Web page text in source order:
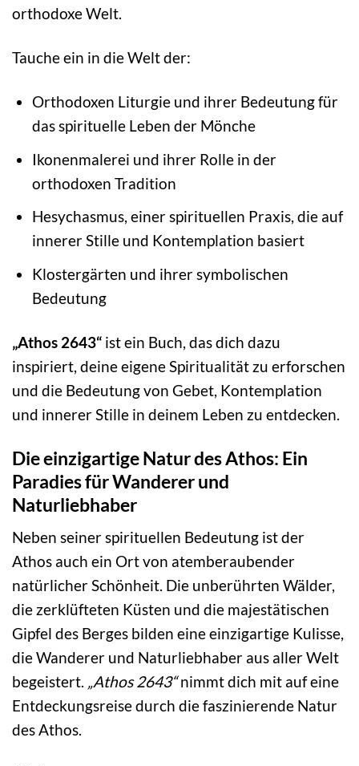
orthodoxe Welt.
Tauche ein in die Welt der:
Orthodoxen Liturgie und ihrer Bedeutung für
das spirituelle Leben der Mönche
Ikonenmalerei und ihrer Rolle in der
orthodoxen Tradition
Hesychasmus, einer spirituellen Praxis, die auf
innerer Stille und Kontemplation basiert
Klostergärten und ihrer symbolischen
Bedeutung
„Athos 2643“ ist ein Buch, das dich dazu
inspiriert, deine eigene Spiritualität zu erforschen
und die Bedeutung von Gebet, Kontemplation
und innerer Stille in deinem Leben zu entdecken.
Die einzigartige Natur des Athos: Ein
Paradies für Wanderer und
Naturliebhaber
Neben seiner spirituellen Bedeutung ist der
Athos auch ein Ort von atemberaubender
natürlicher Schönheit. Die unberührten Wälder,
die zerklüfteten Küsten und die majestätischen
Gipfel des Berges bilden eine einzigartige Kulisse,
die Wanderer und Naturliebhaber aus aller Welt
begeistert. „Athos 2643“nimmt dich mit auf eine
Entdeckungsreise durch die faszinierende Natur
des Athos.